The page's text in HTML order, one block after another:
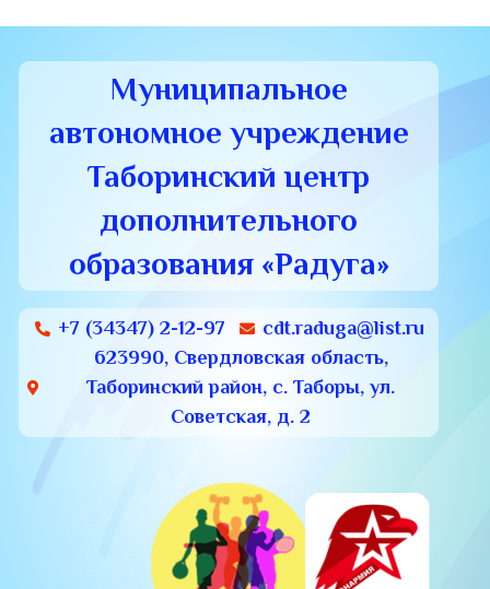
Муниципальное
автономное учреждение
Таборинский центр
дополнительного
образования «Радуга»
+7 (34347) 2-12-97
cdt.raduga@list.ru
623990, Свердловская область,
Таборинский район, с. Таборы, ул.
Советская, д. 2